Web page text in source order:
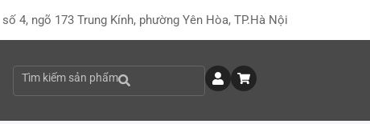
số 4, ngõ 173 Trung Kính, phường Yên Hòa, TP.Hà Nội
Tìm kiếm sản phẩm